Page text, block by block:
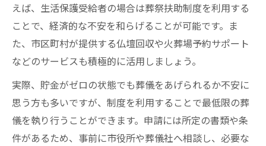
えば、生活保護受給者の場合は葬祭扶助制度を利用する
ことで、経済的な不安を和らげることが可能です。ま
た、市区町村が提供する仏壇回収や火葬場予約サポート
などのサービスも積極的に活用しましょう。
実際、貯金がゼロの状態でも葬儀をあげられるか不安に
思う方も多いですが、制度を利用することで最低限の葬
儀を執り行うことができます。申請には所定の書類や条
件があるため、事前に市役所や葬儀社へ相談し、必要な